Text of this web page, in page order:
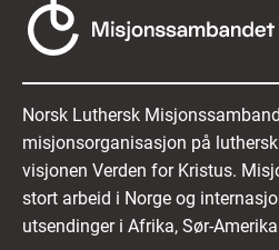
Norsk Luthersk
misjonsorganisasjon på
visjonen Verden for Kristus.
stort arbeid i Norge og
utsendinger i Afrika, Sør-